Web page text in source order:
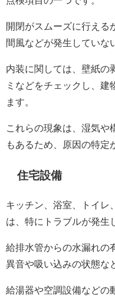
開閉がスムーズに行える
間風などが発生していな
内装に関しては、壁紙の
ミなどをチェックし、建
ます。
これらの現象は、湿気や
もあるため、原因の特定
住宅設備
キッチン、浴室、トイレ
は、特にトラブルが発生
給排水管からの水漏れの
異音や吸い込みの状態な
給湯器や空調設備などの